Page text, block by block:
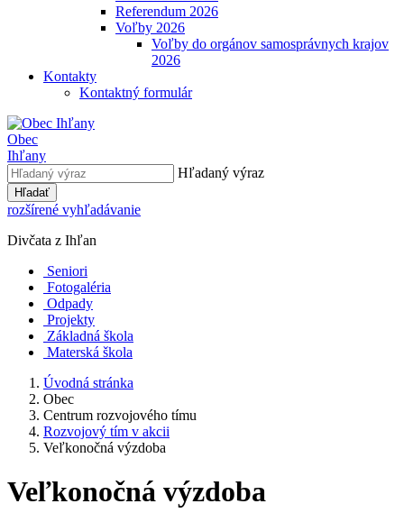
Referendum 2026
Voľby 2026
Voľby do orgánov samosprávnych krajov
2026
Kontakty
Kontaktný formulár
Obec
Ihľany
Hľadaný výraz
Hľadať
rozšírené vyhľadávanie
Divčata z Ihľan
Seniori
Fotogaléria
Odpady
Projekty
Základná škola
Materská škola
Úvodná stránka
Obec
Centrum rozvojového tímu
Rozvojový tím v akcii
Veľkonočná výzdoba
Veľkonočná výzdoba